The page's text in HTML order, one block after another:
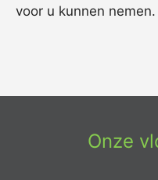
voor u kunnen nemen.
Onze